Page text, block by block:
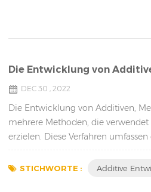
Die Entwicklung von
DEC 30 , 2022
Die Entwicklung von Additiven,
mehrere Methoden, die
erzielen. Diese Verfahren
STICHWORTE : Additive